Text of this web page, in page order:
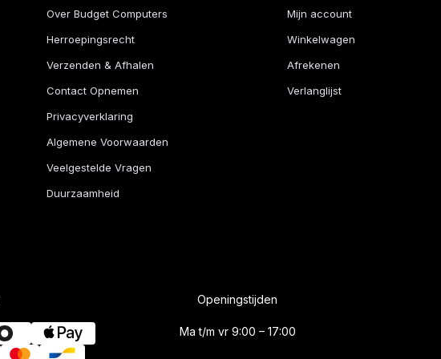
Over Budget Computers
Herroepingsrecht
Verzenden & Afhalen
Contact Opnemen
Privacyverklaring
Algemene Voorwaarden
Veelgestelde Vragen
Duurzaamheid
Mijn account
Winkelwagen
Afrekenen
Verlanglijst
Openingstijden
Ma t/m vr 9:00 – 17:00